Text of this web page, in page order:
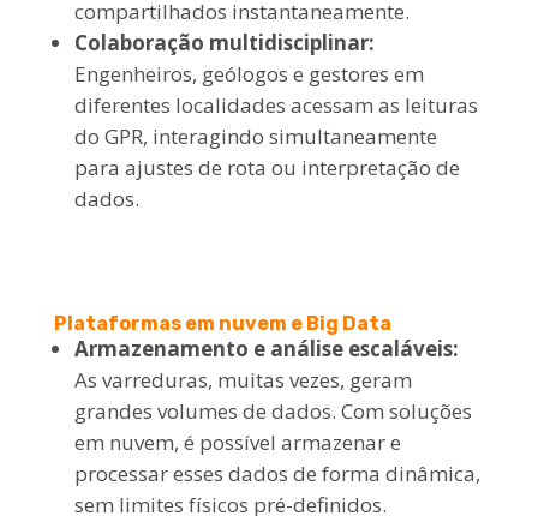
compartilhados instantaneamente.
Colaboração multidisciplinar:
Engenheiros, geólogos e gestores em
diferentes localidades acessam as leituras
do GPR, interagindo simultaneamente
para ajustes de rota ou interpretação de
dados.
Plataformas em nuvem e Big Data
Armazenamento e análise escaláveis:
As varreduras, muitas vezes, geram
grandes volumes de dados. Com soluções
em nuvem, é possível armazenar e
processar esses dados de forma dinâmica,
sem limites físicos pré-definidos.